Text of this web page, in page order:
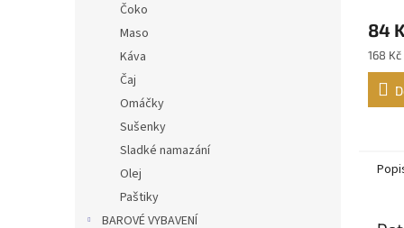
Čoko
Maso
Káva
Čaj
Omáčky
Sušenky
Sladké namazání
Olej
Paštiky
BAROVÉ VYBAVENÍ
84
Měrná
cena:
168